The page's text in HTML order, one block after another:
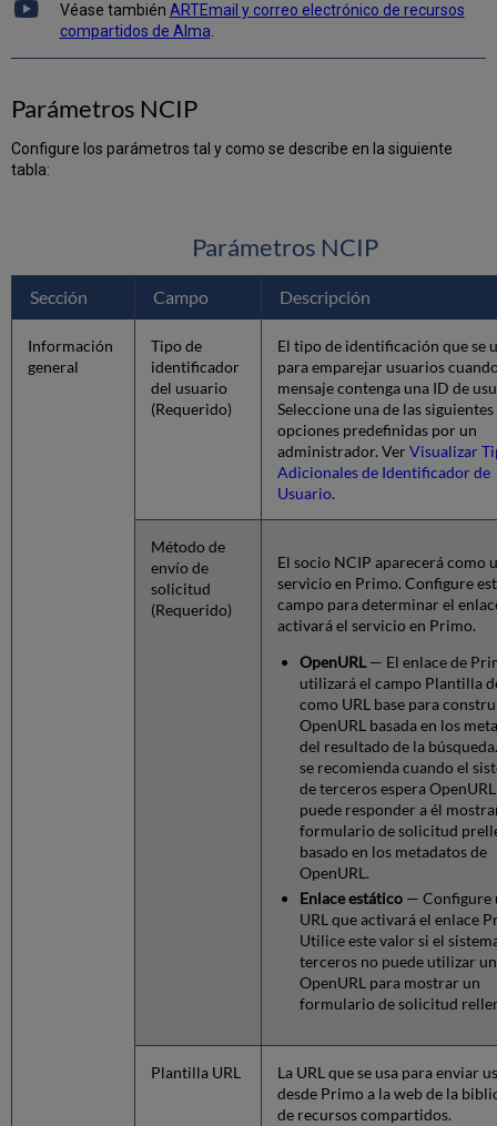
Véase también ARTEmail y correo electrónico de recursos
compartidos de Alma
Parámetros NCIP
Configure los parámetros tal y como se describe en la siguiente
tabla:
Parámetros NCIP
Sección Campo Descripción
Información
general
Tipo de
identificador
del usuario
(Requerido)
El tipo de identificación que se
para emparejar usuarios
mensaje contenga una ID de
Seleccione una de las siguientes
opciones predefinidas por un
administrador. VerVisualizar
Adicionales de Identificador de
Usuario.
Método de
envío de
solicitud
(Requerido)
El socio NCIP aparecerá como
servicio en Primo. Configure
campo para determinar el
activará el servicio en Primo.
OpenURL— El enlace de
utilizará el campo Plantilla
como URL base para
OpenURL basada en los
del resultado de la
se recomienda cuando el
de terceros espera
puede responder a él
formulario de solicitud
basado en los metadatos de
OpenURL.
Enlace estático— Configure
URL que activará el enlace
Utilice este valor si el
terceros no puede utilizar un
OpenURL para mostrar un
formulario de solicitud
Plantilla URL
La URL que se usa para enviar
desde Primo a la web de la
de recursos compartidos.